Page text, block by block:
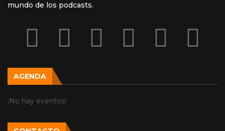
mundo de los podcasts.
AGENDA
¡No hay eventos!